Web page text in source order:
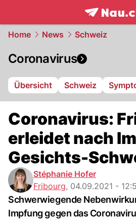
frontpage.
Home News Schweiz
Coronavirus
Übersicht Schweiz
Coronavirus:
erleidet nach
Gesichts-
Stéphanie Hofer
Fribourg, 04.09.2021 -
Schwerwiegende
Impfung gegen das